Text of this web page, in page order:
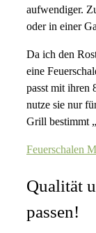
aufwendiger.
oder in einer
Da ich den
eine
passt mit ihren
nutze sie nur
Grill bestimmt
Feuerschalen
Qualität
passen!